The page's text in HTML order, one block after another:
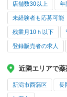
店舗数30以上 年
未経験者も応募可能
残業月10ｈ以下
登録販売者の求人
近隣エリアで
新潟市西蒲区 長